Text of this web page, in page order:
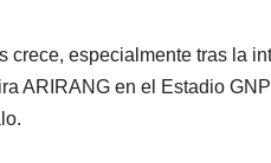
crece, especialmente tras la
ARIRANG en el Estadio